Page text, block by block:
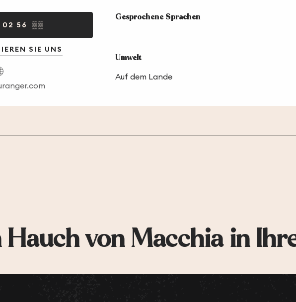
02 56 ▒▒
SIE UNS
Gesprochene Sprachen
Gesprochene Sprachen
Umwelt
Umwelt
Auf dem Lande
Hauch von Macchia in